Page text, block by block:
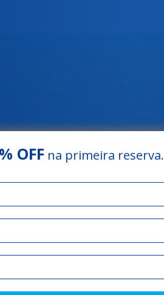
OFF na primeira reserva.
você